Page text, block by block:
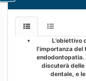
L’obiettivo
l’importanza
endodontopatia.
discuterà delle
dentale, e